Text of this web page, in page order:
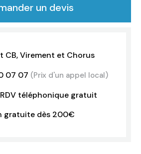
un devis
CB, Virement et Chorus
07 07 (Prix d'un appel local)
téléphonique gratuit
gratuite dès 200€